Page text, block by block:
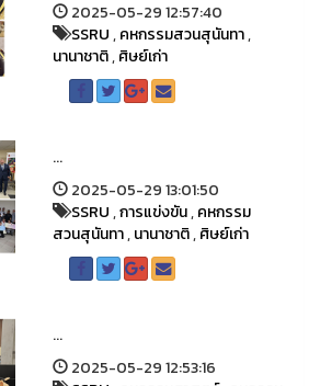
2025-05-29 12:57:40
SSRU,คหกรรมสวนสุนันทา,
นานาชาติ,ศิษย์เก่า
...
2025-05-29 13:01:50
SSRU,การแข่งขัน,คหกรรม
สวนสุนันทา,นานาชาติ,ศิษย์เก่า
...
2025-05-29 12:53:16